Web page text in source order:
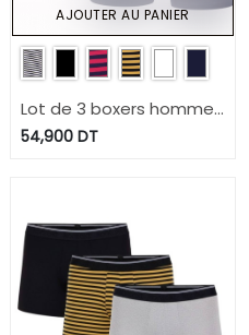
Lot de 3 boxers homme
en coton stretch
54,900 DT
AJOUTER AU PANIER